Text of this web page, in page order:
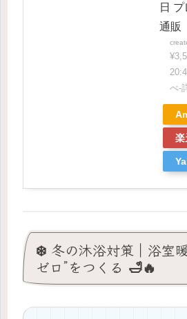
日
通販
べ-
楽
❄️ 冬の沐浴対策｜浴室
ゼロ”をつくる 🛁🔥